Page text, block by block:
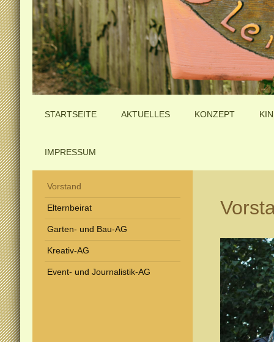
STARTSEITE AKTUELLES KONZEPT
IMPRESSUM
Vorstand
Elternbeirat
Garten- und Bau-AG
Kreativ-AG
Event- und Journalistik-AG